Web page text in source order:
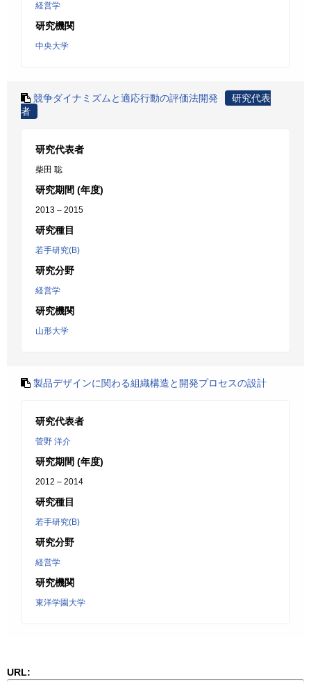
経営学
研究機関
中央大学
競争ダイナミズムと適応行動の評価法開発
研究代表
者
研究代表者
柴田 聡
研究期間 (年度)
2013 – 2015
研究種目
若手研究(B)
研究分野
経営学
研究機関
山形大学
製品デザインに関わる組織構造と開発プロセスの設計
研究代表者
菅野 洋介
研究期間 (年度)
2012 – 2014
研究種目
若手研究(B)
研究分野
経営学
研究機関
東洋学園大学
URL: